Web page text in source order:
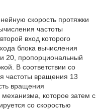
скорость протяжки
частоты
вход которого
блока вычисления
20, пропорциональный
В соответствии со
частоты вращения 13
вращения
которое затем с
со скоростью